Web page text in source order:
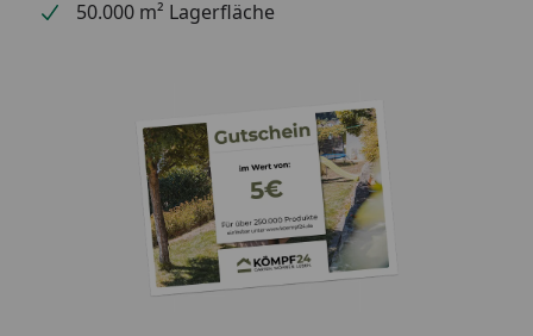
50.000 m² Lagerfläche